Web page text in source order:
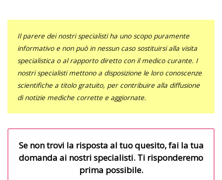
Il parere dei nostri specialisti ha uno scopo puramente
informativo e non può in nessun caso sostituirsi alla visita
specialistica o al rapporto diretto con il medico curante. I
nostri specialisti mettono a disposizione le loro conoscenze
scientifiche a titolo gratuito, per contribuire alla diffusione
di notizie mediche corrette e aggiornate.
Se non trovi la risposta al tuo quesito, fai la tua
domanda ai nostri specialisti. Ti risponderemo
prima possibile.